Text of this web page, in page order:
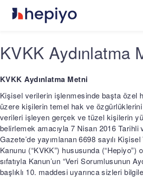
Skip
KVKK Aydınlatma
KVKK Aydınlatma Metni
Kişisel verilerin işlenmesinde başta özel
üzere kişilerin temel hak ve
verileri işleyen gerçek ve tüzel kişilerin
belirlemek amacıyla 7 Nisan 2016 Tarihli
Gazete’de yayımlanan 6698 sayılı
Kanunu (“KVKK”) hususunda (“Hepiyo”)
sıfatıyla Kanun’un “Veri Sorumlusunun
başlıklı 10. maddesi uyarınca sizleri